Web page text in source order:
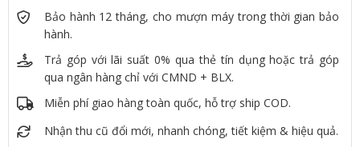
Bảo hành 12 tháng, cho mượn máy trong thời gian bảo
hành.
Trả góp với lãi suất 0% qua thẻ tín dụng hoặc trả góp
qua ngân hàng chỉ với CMND + BLX.
Miễn phí giao hàng toàn quốc, hỗ trợ ship COD.
Nhận thu cũ đổi mới, nhanh chóng, tiết kiệm & hiệu quả.